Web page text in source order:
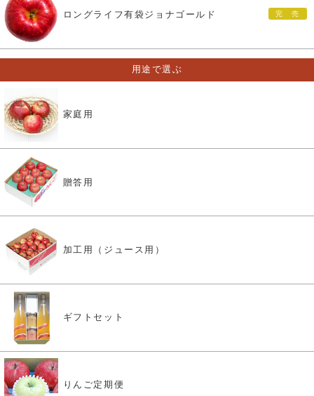
ロングライフ有袋ジョナゴールド
用途で選ぶ
家庭用
贈答用
加工用（ジュース用）
ギフトセット
りんご定期便